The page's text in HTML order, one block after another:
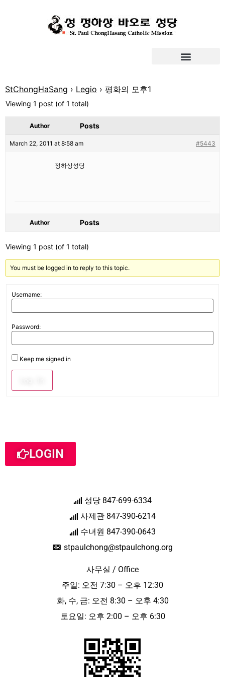
StChongHaSang › Legio › 평화의 모후1
Viewing 1 post (of 1 total)
Author Posts
March 22, 2011 at 8:58 am #5443
정하상성당
Author Posts
Viewing 1 post (of 1 total)
You must be logged in to reply to this topic.
Username:
Password:
Keep me signed in
LOGIN
성당 847-699-6334
사제관 847-390-6214
수녀원 847-390-0643
stpaulchong@stpaulchong.org
사무실 / Office
주일: 오전 7:30 – 오후 12:30
화, 수, 금: 오전 8:30 – 오후 4:30
토요일: 오후 2:00 – 오후 6:30